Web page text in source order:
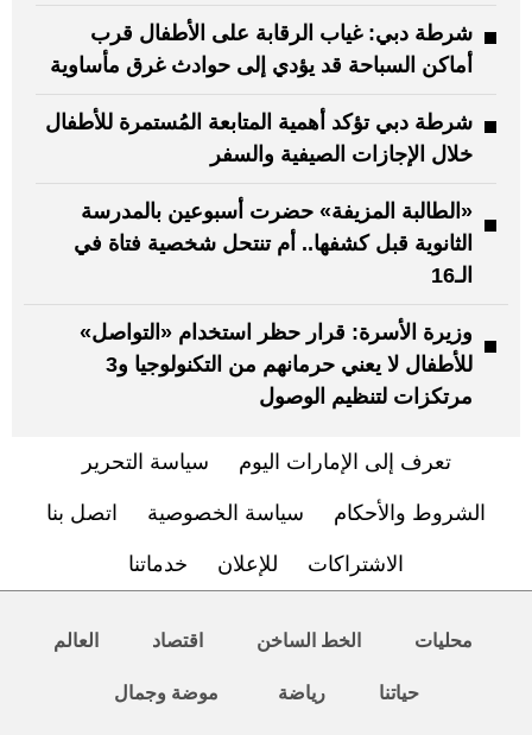
شرطة دبي: غياب الرقابة على الأطفال قرب
أماكن السباحة قد يؤدي إلى حوادث غرق مأساوية
شرطة دبي تؤكد أهمية المتابعة المُستمرة للأطفال
خلال الإجازات الصيفية والسفر
«الطالبة المزيفة» حضرت أسبوعين بالمدرسة
الثانوية قبل كشفها.. أم تنتحل شخصية فتاة في
الـ16
وزيرة الأسرة: قرار حظر استخدام «التواصل»
للأطفال لا يعني حرمانهم من التكنولوجيا و3
مرتكزات لتنظيم الوصول
تعرف إلى الإمارات اليوم سياسة التحرير
الشروط والأحكام سياسة الخصوصية اتصل بنا
الاشتراكات للإعلان خدماتنا
محليات الخط الساخن اقتصاد العالم
حياتنا رياضة موضة وجمال